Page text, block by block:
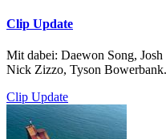
Clip Update
Mit dabei: Daewon Song,
Nick Zizzo, Tyson
Clip Update